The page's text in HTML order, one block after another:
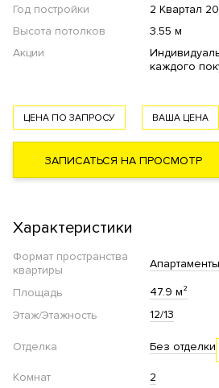
Год постройки
2 Квартал
Высота потолков
3.55 м
Акции
каждого
ЦЕНА ПО ЗАПРОСУ ВАША ЦЕНА
ЗАПИСАТЬСЯ НА ПРОСМОТР
Характеристики
Формат пространства
квартиры
Апартаменты
Площадь
47.9 м²
Этаж/Этажность
12/13
Отделка Без отделки
Комнат
2